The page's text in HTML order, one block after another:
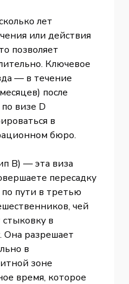
лет
или действия
позволяет
Ключевое
— в течение
после
визе D
в
бюро.
B) — эта виза
пересадку
пути в третью
чей
в
Она разрешает
в
зоне
время, которое